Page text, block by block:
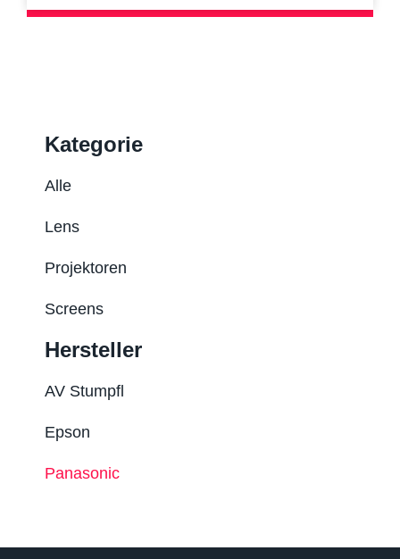
Kategorie
Alle
Lens
Projektoren
Screens
Hersteller
AV Stumpfl
Epson
Panasonic